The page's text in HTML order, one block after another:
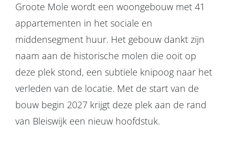
Groote Mole wordt een woongebouw met 41
appartementen in het sociale en
middensegment huur. Het gebouw dankt zijn
naam aan de historische molen die ooit op
deze plek stond, een subtiele knipoog naar het
verleden van de locatie. Met de start van de
bouw begin 2027 krijgt deze plek aan de rand
van Bleiswijk een nieuw hoofdstuk.